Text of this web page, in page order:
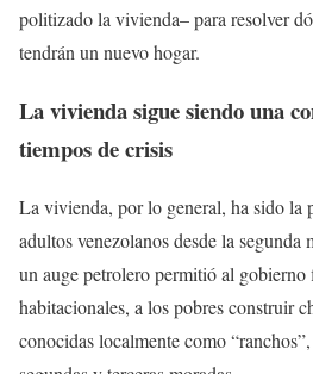
politizado la vivienda– para resolver
tendrán un nuevo hogar.
La vivienda sigue siendo una
tiempos de crisis
La vivienda, por lo general, ha sido la
adultos venezolanos desde la
un auge petrolero permitió al
habitacionales, a los pobres construir
conocidas localmente como